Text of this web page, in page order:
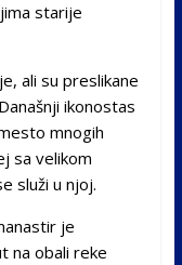
starije
ali su preslikane
ikonostas
mnogih
sa velikom
služi u njoj.
je
na obali reke